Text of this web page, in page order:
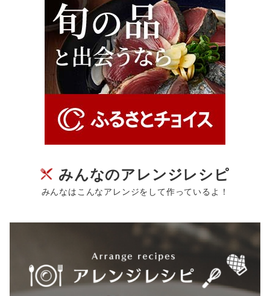
みんなのアレンジレシピ
みんなはこんなアレンジをして作っているよ！